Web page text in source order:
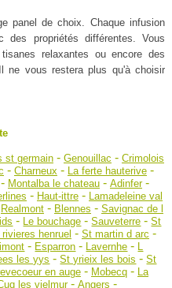
panel de choix. Chaque infusion
propriétés différentes. Vous
relaxantes ou encore des
ne vous restera plus qu'à choisir
st germain- Genouillac - Crimolois
- Charneux - La ferte hauterive-
Montalba le chateau- Adinfer-
- Haut-ittre- Lamadeleine val
Realmont- Blennes - Savignac de l
- Le bouchage -Sauveterre -St
rivieres henruel - St martin d arc -
- Esparron - Lavernhe - L
les yys -St yrieix les bois -St
en auge- Mobecq- La
les vielmur- Angers -